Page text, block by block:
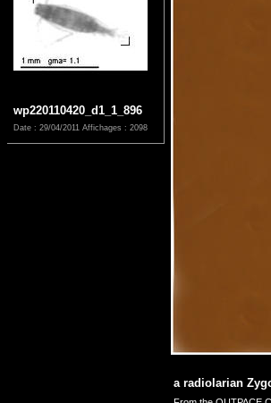
wp220110420_d1_1_896
Date : 29/04/2011 Affichages : 2098
a radiolarian